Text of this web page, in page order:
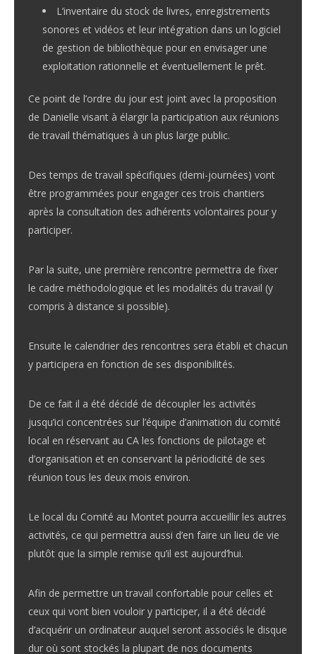
L’inventaire du stock de livres, enregistrements
sonores et vidéos et leur intégration dans un logiciel
de gestion de bibliothèque pour en envisager une
exploitation rationnelle et éventuellement le prêt.
Ce point de l’ordre du jour est joint avec la proposition
de Danielle visant à élargir la participation aux réunions
de travail thématiques à un plus large public.
Des temps de travail spécifiques (demi-journées) vont
être programmées pour engager ces trois chantiers
après la consultation des adhérents volontaires pour y
participer.
Par la suite, une première rencontre permettra de fixer
le cadre méthodologique et les modalités du travail (y
compris à distance si possible).
Ensuite le calendrier des rencontres sera établi et chacun
y participera en fonction de ses disponibilités.
De ce fait il a été décidé de découpler les activités
jusqu’ici concentrées sur l’équipe d’animation du comité
local en réservant au CA les fonctions de pilotage et
d’organisation et en conservant la périodicité de ses
réunion tous les deux mois environ.
Le local du Comité au Montet pourra accueillir les autres
activités, ce qui permettra aussi d’en faire un lieu de vie
plutôt que la simple remise qu’il est aujourd’hui.
Afin de permettre un travail confortable pour celles et
ceux qui vont bien vouloir y participer, il a été décidé
d’acquérir un ordinateur auquel seront associés le disque
dur où sont stockés la plupart de nos documents